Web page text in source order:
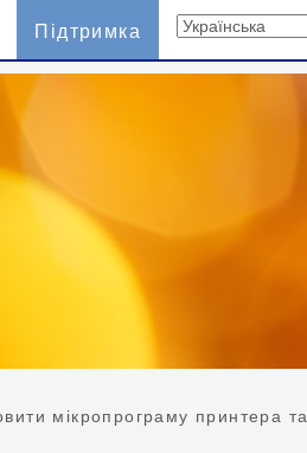
Підтримка
мікропрограму принтера та